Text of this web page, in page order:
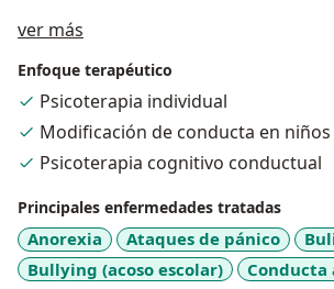
ver más
Enfoque terapéutico
Psicoterapia individual
Modificación de conducta en
Psicoterapia cognitivo conductual
Principales enfermedades tratadas
Anorexia Ataques de pánico
Bullying (acoso escolar)
Conducta